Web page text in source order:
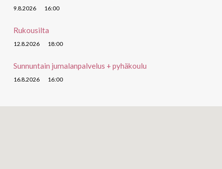
9.8.2026 16:00
Rukousilta
12.8.2026 18:00
Sunnuntain jumalanpalvelus + pyhäkoulu
16.8.2026 16:00